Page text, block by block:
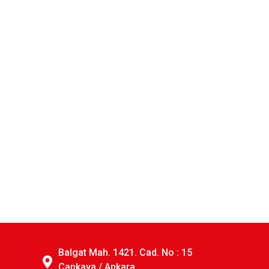
Balgat Mah. 1421. Cad. No : 15